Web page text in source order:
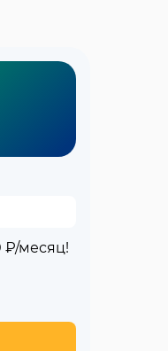
₽/месяц!